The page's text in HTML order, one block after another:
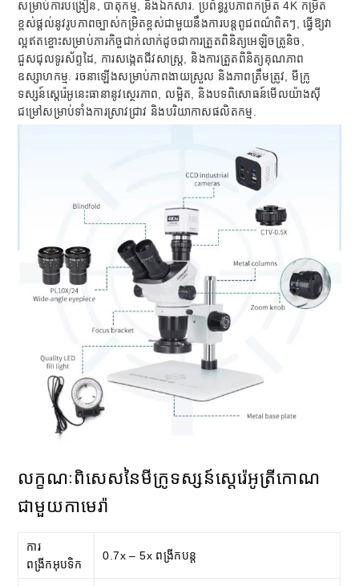
សម្រាប់ការបង្រៀន, បាតុកម្ម, និងឯកសារ. ប្រព័ន្ធរូបភាពកម្រិត 4K កម្រិត
ខ្ពស់ផ្តល់នូវរូបភាពច្បាស់កម្រិតខ្ពស់ជាមួយនឹងការបន្តពូជពណ៌ពិតៗ, ធ្វើឱ្យវា
ល្អឥតខ្ចោះសម្រាប់ភារកិច្ចជាក់លាក់ដូចជាការត្រួតពិនិត្យអេឡិចត្រូនិច,
ជួសជុលទូរស័ព្ទដៃ, ការសង្កេតជីវសាស្រ្ត, និងការត្រួតពិនិត្យគុណភាព
ឧស្សាហកម្ម. រចនាឡើងសម្រាប់ភាពងាយស្រួល និងភាពត្រឹមត្រូវ, មីក្រូ
ទស្សន៍ស្តេរ៉េអូនេះធានានូវស្ថេរភាព, លម្អិត, និងបទពិសោធន៍មើលយ៉ាងស៊ី
ជម្រៅសម្រាប់ទាំងការស្រាវជ្រាវ និងបរិយាកាសផលិតកម្ម.
លក្ខណៈ​ពិសេស​នៃ​មីក្រូទស្សន៍​ស្តេរ៉េអូ​ត្រីកោណ​
ជាមួយ​កាមេរ៉ា
ការ
ពង្រីកអុបទិក
0.7x – 5x ពង្រីកបន្ត